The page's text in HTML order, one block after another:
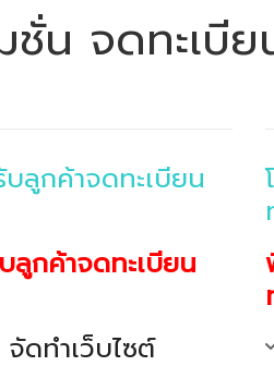
ชั่น จดทะเบี
ลูกค้าจดทะเบียน
ลูกค้าจดทะเบียน
จัดทำเว็บไซต์